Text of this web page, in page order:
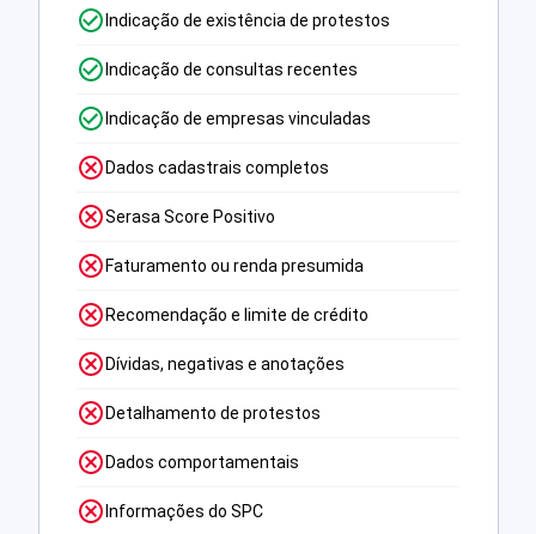
Indicação de existência de protestos
Indicação de consultas recentes
Indicação de empresas vinculadas
Dados cadastrais completos
Serasa Score Positivo
Faturamento ou renda presumida
Recomendação e limite de crédito
Dívidas, negativas e anotações
Detalhamento de protestos
Dados comportamentais
Informações do SPC